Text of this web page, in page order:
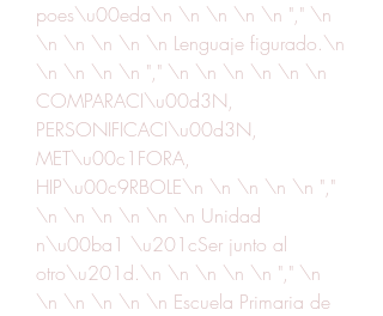
poes\u00eda\n \n \n \n \n "," \n
\n \n \n \n \n Lenguaje figurado.\n
\n \n \n \n "," \n \n \n \n \n \n
COMPARACI\u00d3N,
PERSONIFICACI\u00d3N,
MET\u00c1FORA,
HIP\u00c9RBOLE\n \n \n \n \n ","
\n \n \n \n \n \n Unidad
n\u00ba1 \u201cSer junto al
otro\u201d.\n \n \n \n \n "," \n
\n \n \n \n \n Escuela Primaria de